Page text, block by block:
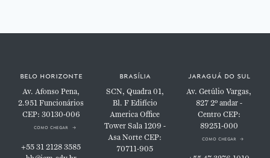
belo horizonte
Av. Afonso Pena,
2.951Funcionários
CEP: 30130-006
como chegar
+55 31 2128 3585
brasília
SCN, Quadra 01,
Bl. FEdifício
America Office
TowerSala 1209 -
Asa NorteCEP:
70711-905
jaraguá do sul
Av. Getúlio Vargas,
8272º andar -
Centro CEP:
89251-000
como chegar